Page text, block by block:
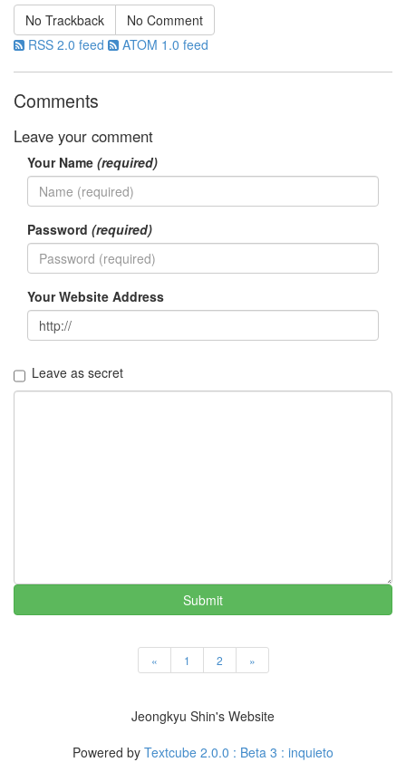
No Trackback
No Comment
RSS 2.0 feed
ATOM 1.0 feed
Comments
Leave your comment
Your Name (required)
Password (required)
Your Website Address
Leave as secret
Submit
« 1 2 »
살
기
by
Jeongkyu
Shin
Jeongkyu
Shin
2.
직
Jeongkyu Shin's Website
Powered by Textcube 2.0.0 : Beta 3 : inquieto